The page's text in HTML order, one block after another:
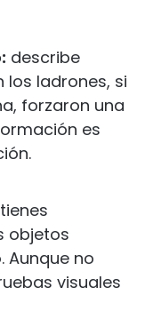
describe
ladrones, si
forzaron una
es
objetos
Aunque no
visuales